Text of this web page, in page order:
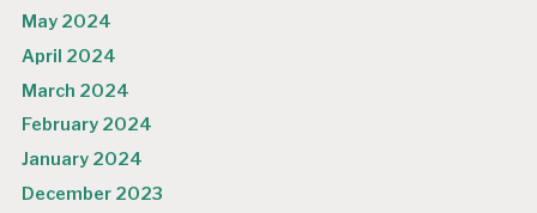
May 2024
April 2024
March 2024
February 2024
January 2024
December 2023